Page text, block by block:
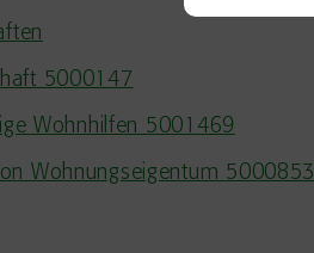
5000147
Wohnhilfen 5001469
Wohnungseigentum 5000853